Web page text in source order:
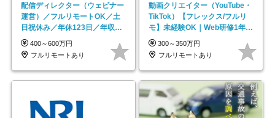
配信ディレクター（ウェビナー
運営）／フルリモートOK／土
日祝休み／年休123日／年収
600万円可
400～600万円
フルリモートあり
動画クリエイター（YouTube・
TikTok）【フレックス/フルリ
モ】未経験OK｜Web研修1年間
｜副業OK
300～350万円
フルリモートあり